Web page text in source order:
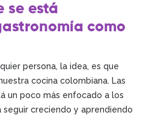
se está
como
persona, la idea, es que
cocina colombiana. Las
un poco más enfocado a los
creciendo y aprendiendo